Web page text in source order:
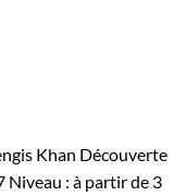
Khan Découverte
Niveau : à partir de 3